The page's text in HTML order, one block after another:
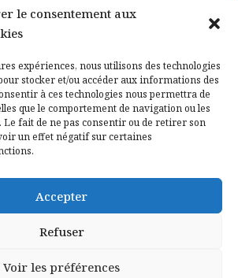
le consentement aux
expériences, nous utilisons des technologies
stocker et/ou accéder aux informations des
à ces technologies nous permettra de
que le comportement de navigation ou les
Le fait de ne pas consentir ou de retirer son
un effet négatif sur certaines
Accepter
Refuser
Voir les préférences
confidentialité